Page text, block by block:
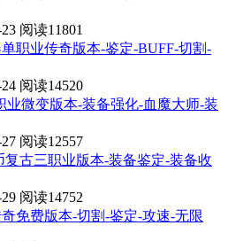
阅读11801
职业传奇版本-鉴定-BUFF-切割-
阅读14520
业微变版本-装备强化-血魔大师-装
阅读12557
复古三职业版本-装备鉴定-装备收
阅读14752
免费版本-切割-鉴定-攻速-无限